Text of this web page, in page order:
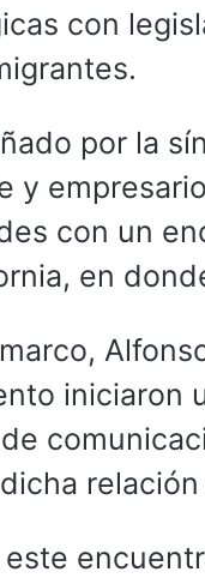
con
por la
y
con un
en
iniciaron
este